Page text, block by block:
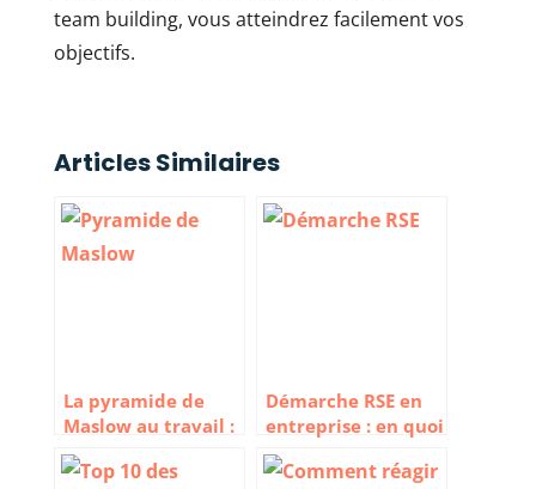
team building, vous atteindrez facilement vos
objectifs.
Articles Similaires
La pyramide de
Maslow au travail :
Quels sont les
besoins des salariés
Démarche RSE en
entreprise : en quoi
ça consiste ?